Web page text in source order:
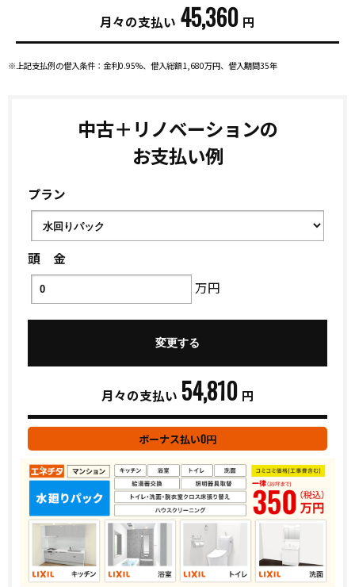
月々の支払い 45,360 円
※上記支払例の借入条件：金利0.95%、借入総額1,680万円、借入期間35年
中古＋リノベーションの
お支払い例
プラン
頭 金
万円
月々の支払い 54,810 円
ボーナス払い0円